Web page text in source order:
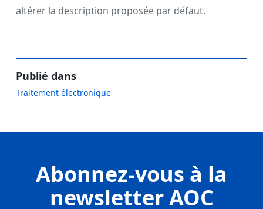
altérer la description proposée par défaut.
Publié dans
Traitement électronique
Abonnez-vous à la
newsletter AOC